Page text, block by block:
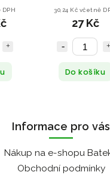
DPH
& Coconut - 50
30,24 Kč včetně
27 Kč
Do košíku
Informace pro vás
Nákup na e-shopu
Obchodní podmínky